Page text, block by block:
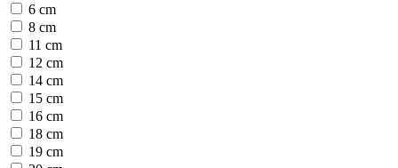
6 cm
8 cm
11 cm
12 cm
14 cm
15 cm
16 cm
18 cm
19 cm